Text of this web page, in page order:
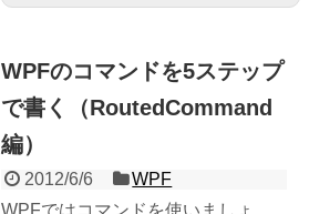
WPFのコマンドを5ステップ
で書く（RoutedCommand
編）
2012/6/6
WPF